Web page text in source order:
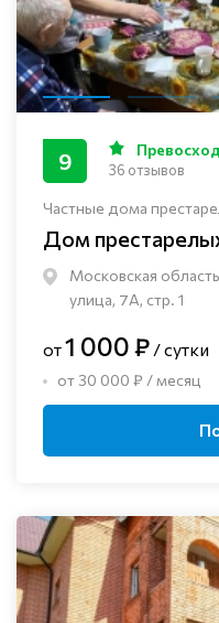
Частные дома
Дом
Московская
улица, 7А, стр. 1
9 36 отзывов
от1 000 ₽ / сутки
от 30 000 ₽ / месяц